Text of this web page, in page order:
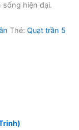
hiện đại.
Thẻ: Quạt trần 5